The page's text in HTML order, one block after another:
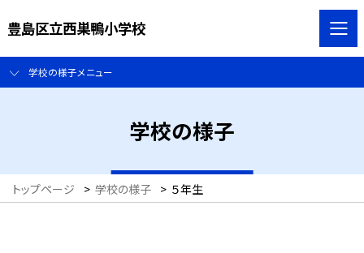
豊島区立西巣鴨小学校
学校の様子メニュー
学校の様子
トップページ > 学校の様子 > ５年生